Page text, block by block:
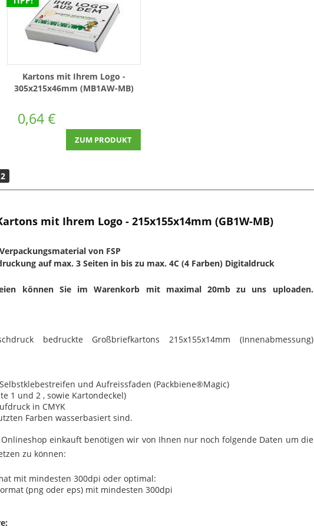
Kartons mit Ihrem Logo -
305x215x46mm (MB1AW-MB)
0,64 €
ZUM PRODUKT
2
mit Ihrem Logo - 215x155x14mm (GB1W-MB)
von FSP
auf max. 3 Seiten in bis zu max. 4C (4 Farben) Digitaldruck
können Sie im Warenkorb mit maximal 20mb zu uns uploaden.
bedruckte Großbriefkartons 215x155x14mm (Innenabmessung)
und Aufreissfaden (Packbiene®Magic)
1 und 2 , sowie Kartondeckel)
in CMYK
Farben wasserbasiert sind.
einkauft benötigen wir von Ihnen nur noch folgende Daten um die
zu können:
mit mindesten 300dpi oder optimal:
(png oder eps) mit mindesten 300dpi